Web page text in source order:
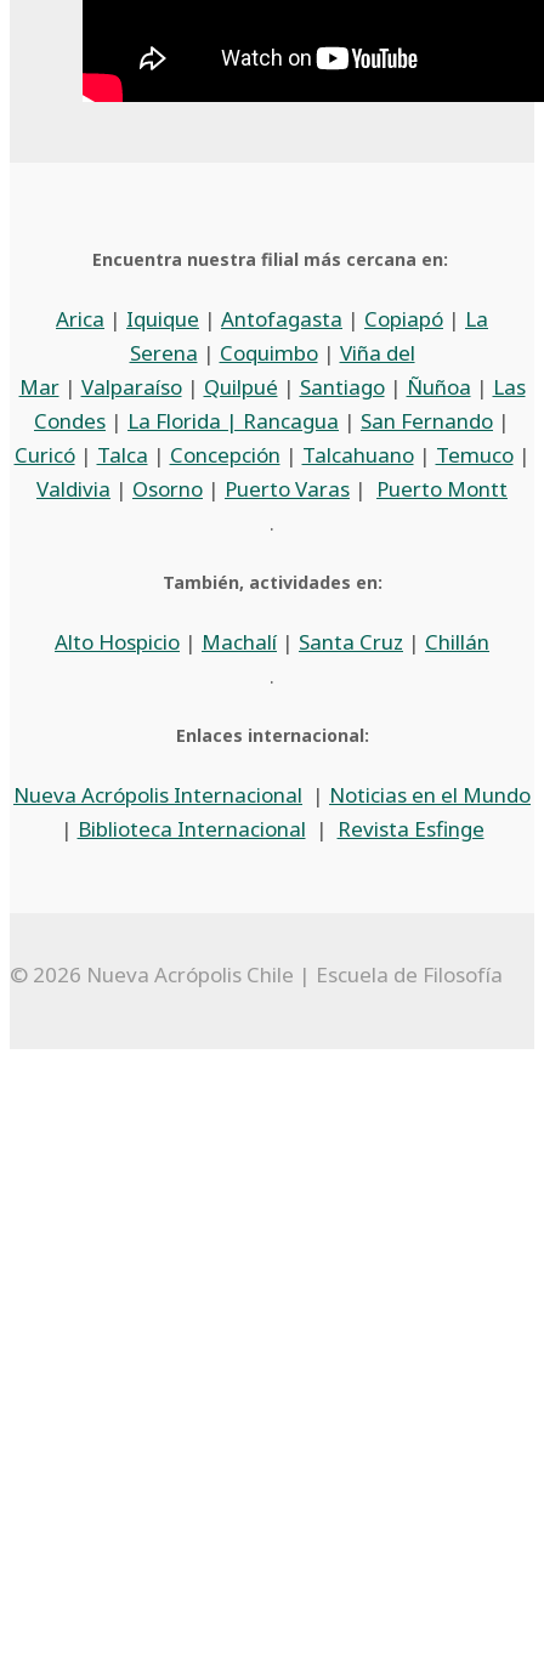
Encuentra nuestra filial más cercana en:
Arica | Iquique | Antofagasta | Copiapó | La
Serena | Coquimbo| Viña del
Mar| Valparaíso| Quilpué | Santiago| Ñuñoa | Las
Condes | La Florida | Rancagua | San Fernando |
Curicó| Talca | Concepción | Talcahuano| Temuco|
Valdivia | Osorno | Puerto Varas |
Puerto Montt
.
También, actividades en:
Alto Hospicio | Machalí | Santa Cruz | Chillán
.
Enlaces internacional:
Nueva Acrópolis Internacional | Noticias en el Mundo
| Biblioteca Internacional | Revista Esfinge
© 2026 Nueva Acrópolis Chile | Escuela de Filosofía